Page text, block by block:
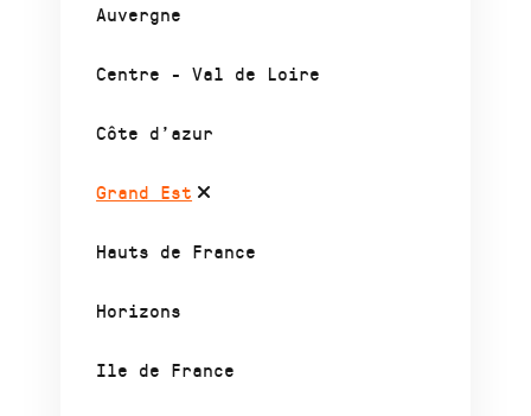
Auvergne
Centre - Val de Loire
Côte d’azur
Grand Est
Hauts de France
Horizons
Ile de France